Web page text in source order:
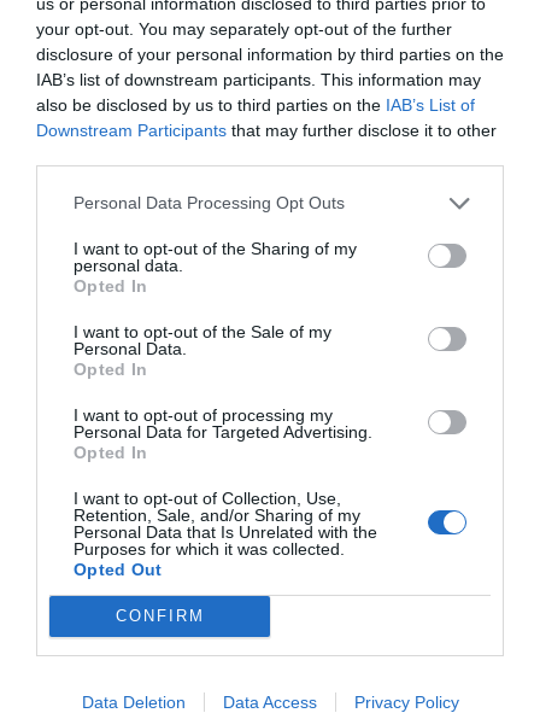
your opt-out. You may separately opt-out of the further
disclosure of your personal information by third parties on the
IAB’s list of downstream participants. This information may
also be disclosed by us to third parties on the IAB’s List of
Downstream Participants that may further disclose it to other
Personal Data Processing Opt Outs
I want to opt-out of the Sharing of my
personal data.
Opted In
I want to opt-out of the Sale of my
Personal Data.
Opted In
I want to opt-out of processing my
Personal Data for Targeted Advertising.
Opted In
I want to opt-out of Collection, Use,
Retention, Sale, and/or Sharing of my
Personal Data that Is Unrelated with the
Purposes for which it was collected.
Opted Out
CONFIRM
Data Deletion Data Access Privacy Policy
ΔΕΊΤΕ ΕΠΊΣΗΣ...